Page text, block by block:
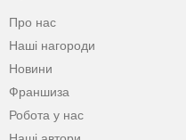
Про нас
Наші нагороди
Новини
Франшиза
Робота у нас